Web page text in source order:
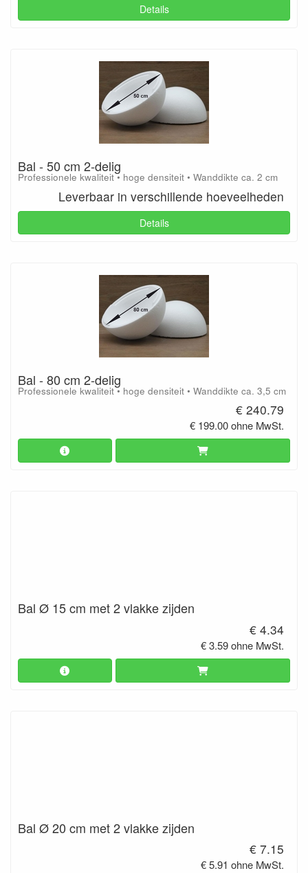
Details
Bal - 50 cm 2-delig
Professionele kwaliteit • hoge densiteit • Wanddikte ca. 2 cm
Leverbaar in verschillende hoeveelheden
Details
Bal - 80 cm 2-delig
Professionele kwaliteit • hoge densiteit • Wanddikte ca. 3,5 cm
€ 240.79
€ 199.00 ohne MwSt.
Bal Ø 15 cm met 2 vlakke zijden
€ 4.34
€ 3.59 ohne MwSt.
Bal Ø 20 cm met 2 vlakke zijden
€ 7.15
€ 5.91 ohne MwSt.